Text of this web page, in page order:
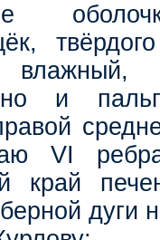
влажный,
и
VI
край
дуги